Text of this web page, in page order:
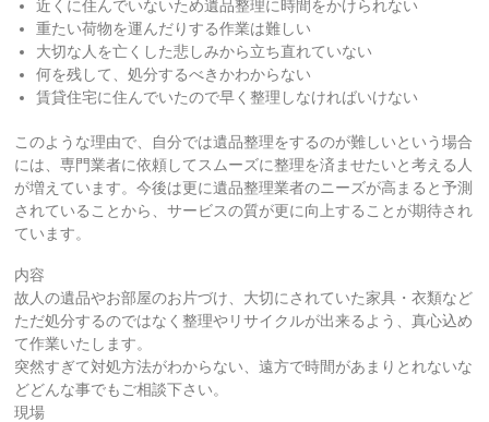
近くに住んでいないため遺品整理に時間をかけられない
重たい荷物を運んだりする作業は難しい
大切な人を亡くした悲しみから立ち直れていない
何を残して、処分するべきかわからない
賃貸住宅に住んでいたので早く整理しなければいけない
このような理由で、自分では遺品整理をするのが難しいという場合
には、専門業者に依頼してスムーズに整理を済ませたいと考える人
が増えています。今後は更に遺品整理業者のニーズが高まると予測
されていることから、サービスの質が更に向上することが期待され
ています。
内容
故人の遺品やお部屋のお片づけ、大切にされていた家具・衣類など
ただ処分するのではなく整理やリサイクルが出来るよう、真心込め
て作業いたします。
突然すぎて対処方法がわからない、遠方で時間があまりとれないな
どどんな事でもご相談下さい。
現場